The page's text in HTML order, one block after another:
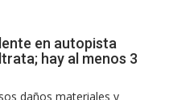
en autopista
hay al menos 3
daños materiales y